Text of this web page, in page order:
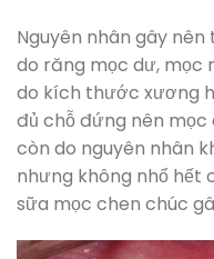
Nguyên nhân gây
do răng mọc dư, mọc
do kích thước xương
đủ chỗ đứng nên mọc
còn do nguyên nhân
nhưng không nhổ hết
sữa mọc chen chúc